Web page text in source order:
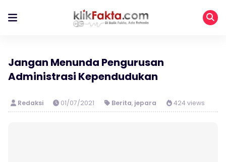
Jangan Menunda Pengurusan
Administrasi Kependudukan
Redaksi 01/07/2021 Berita, jepara 424 views